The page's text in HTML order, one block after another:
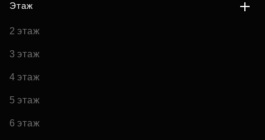
Этаж
2 этаж
3 этаж
4 этаж
5 этаж
6 этаж